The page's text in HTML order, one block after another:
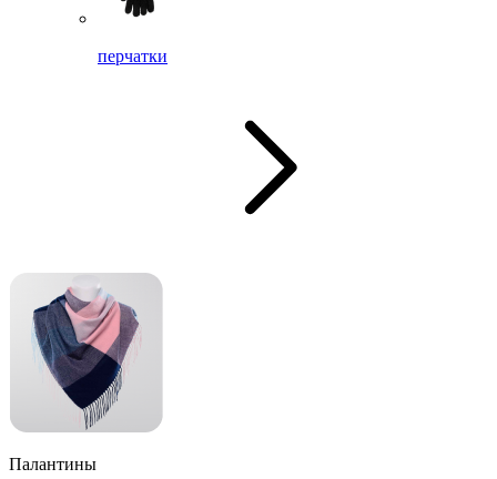
перчатки
Палантины